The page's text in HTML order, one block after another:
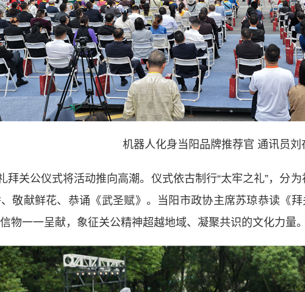
机器人化身当阳品牌推荐官 通讯员刘
关公仪式将活动推向高潮。仪式依古制行“太牢之礼”，分为
敬献鲜花、恭诵《武圣赋》。当阳市政协主席苏琼恭读《
物一一呈献，象征关公精神超越地域、凝聚共识的文化力量。